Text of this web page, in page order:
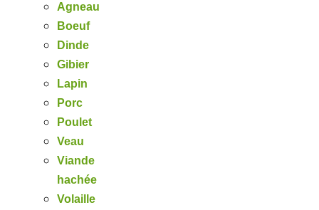
Agneau
Boeuf
Dinde
Gibier
Lapin
Porc
Poulet
Veau
Viande
hachée
Volaille